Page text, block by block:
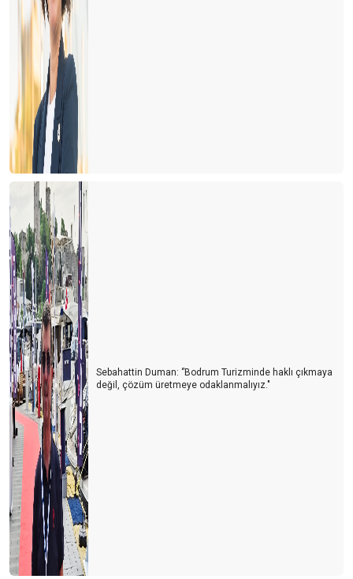
Sebahattin Duman: ‘’Bodrum Turizminde haklı çıkmaya
değil, çözüm üretmeye odaklanmalıyız."